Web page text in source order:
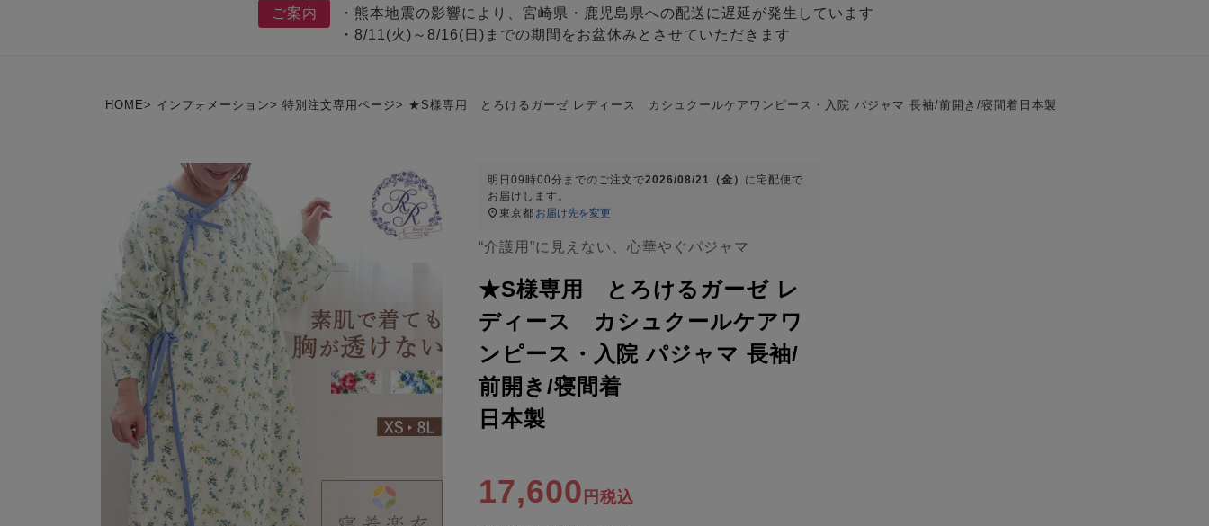
ご案内
・熊本地震の影響により、宮崎県・鹿児島県への配送に遅延が発生しています
・8/11(火)～8/16(日)までの期間をお盆休みとさせていただきます
HOME インフォメーション 特別注文専用ページ ★S様専用 とろけるガーゼ レディース カシュクールケアワンピース・入院 パジャマ 長袖/前開き/寝間着日本製
明日 09時00分 までのご注文で2026/08/21（金） に宅配便 で
お届けします。
東京都 お届け先を変更
“介護用”に見えない、心華やぐパジャマ
★S様専用 とろけるガーゼ レ
ディース カシュクールケアワ
ンピース・入院 パジャマ 長袖/
前開き/寝間着
日本製
17,600 税込